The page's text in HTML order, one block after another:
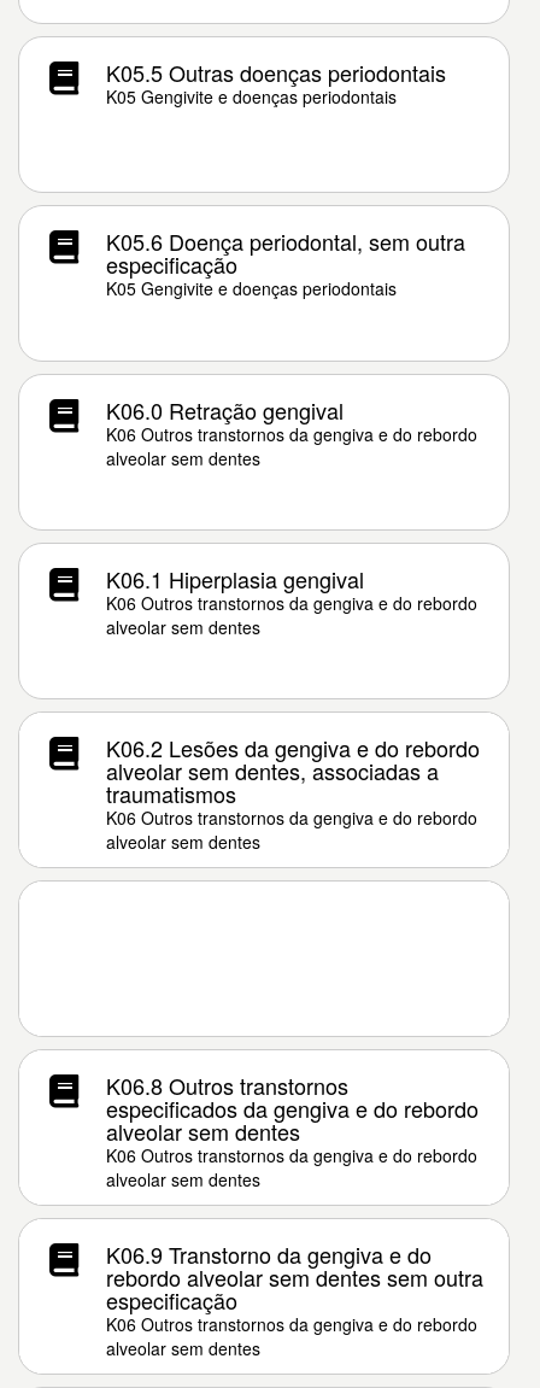
K05.5 Outras doenças periodontais
K05 Gengivite e doenças periodontais
K05.6 Doença periodontal, sem outra
especificação
K05 Gengivite e doenças periodontais
K06.0 Retração gengival
K06 Outros transtornos da gengiva e do rebordo
alveolar sem dentes
K06.1 Hiperplasia gengival
K06 Outros transtornos da gengiva e do rebordo
alveolar sem dentes
K06.2 Lesões da gengiva e do rebordo
alveolar sem dentes, associadas a
traumatismos
K06 Outros transtornos da gengiva e do rebordo
alveolar sem dentes
K06.8 Outros transtornos
especificados da gengiva e do rebordo
alveolar sem dentes
K06 Outros transtornos da gengiva e do rebordo
alveolar sem dentes
K06.9 Transtorno da gengiva e do
rebordo alveolar sem dentes sem outra
especificação
K06 Outros transtornos da gengiva e do rebordo
alveolar sem dentes